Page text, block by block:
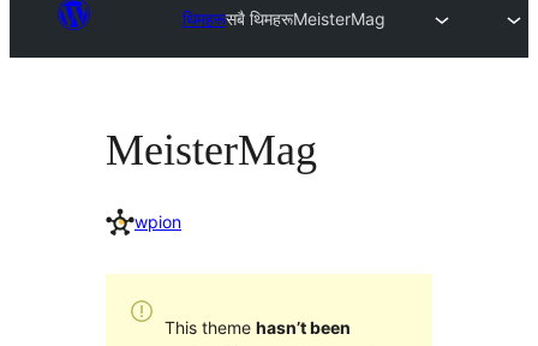
थिमहरूसबै थिमहरूMeisterMag
MeisterMag
wpion
This theme hasn’t been